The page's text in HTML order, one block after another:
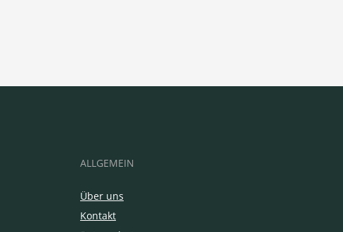
ALLGEMEIN
Über uns
Kontakt